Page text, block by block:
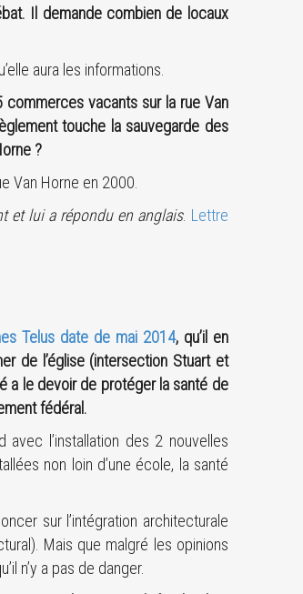
Il demande combien de locaux
aura les informations.
commerces vacants sur la rue Van
touche la sauvegarde des
?
Van Horne en 2000.
et lui a répondu en anglais. Lettre
Telus date de mai 2014, qu’il en
de l’église (intersection Stuart et
a le devoir de protéger la santé de
fédéral.
l’installation des 2 nouvelles
non loin d’une école, la santé
sur l’intégration architecturale
Mais que malgré les opinions
n’y a pas de danger.